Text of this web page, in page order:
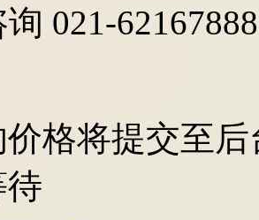
021-62167888
格将提交至